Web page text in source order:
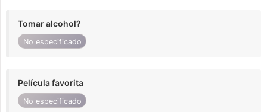
Tomar alcohol?
No especificado
Película favorita
No especificado